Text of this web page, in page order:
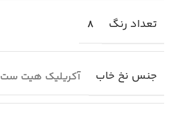
تعداد رنگ 8
جنس نخ خاب آکریلیک هیت ست